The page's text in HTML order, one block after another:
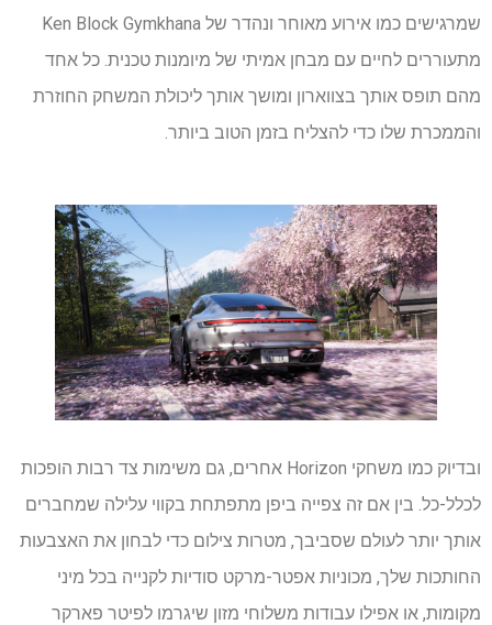
שמרגישים כמו אירוע מאוחר ונהדר של Ken Block Gymkhana
מתעוררים לחיים עם מבחן אמיתי של מיומנות טכנית. כל אחד
מהם תופס אותך בצווארון ומושך אותך ליכולת המשחק החוזרת
והממכרת שלו כדי להצליח בזמן הטוב ביותר.
ובדיוק כמו משחקי Horizon אחרים, גם משימות צד רבות הופכות
לכלל-כל. בין אם זה צפייה ביפן מתפתחת בקווי עלילה שמחברים
אותך יותר לעולם שסביבך, מטרות צילום כדי לבחון את האצבעות
החותכות שלך, מכוניות אפטר-מרקט סודיות לקנייה בכל מיני
מקומות, או אפילו עבודות משלוחי מזון שיגרמו לפיטר פארקר